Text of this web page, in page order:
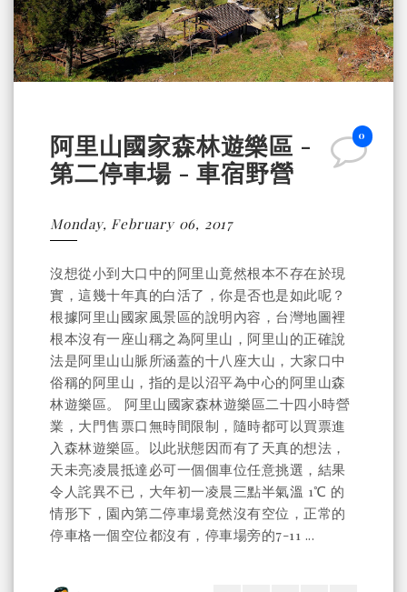
0
阿里山國家森林遊樂區 -
第二停車場 - 車宿野營
Monday, February 06, 2017
沒想從小到大口中的阿里山竟然根本不存在於現
實，這幾十年真的白活了，你是否也是如此呢？
根據阿里山國家風景區的說明內容，台灣地圖裡
根本沒有一座山稱之為阿里山，阿里山的正確說
法是阿里山山脈所涵蓋的十八座大山，大家口中
俗稱的阿里山，指的是以沼平為中心的阿里山森
林遊樂區。 阿里山國家森林遊樂區二十四小時營
業，大門售票口無時間限制，隨時都可以買票進
入森林遊樂區。以此狀態因而有了天真的想法，
天未亮凌晨抵達必可一個個車位任意挑選，結果
令人詫異不已，大年初一凌晨三點半氣溫 1℃ 的
情形下，園內第二停車場竟然沒有空位，正常的
停車格一個空位都沒有，停車場旁的7-11 ...